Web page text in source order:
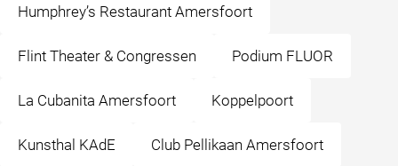
Humphrey’s Restaurant Amersfoort
Flint Theater & Congressen Podium FLUOR
La Cubanita Amersfoort Koppelpoort
Kunsthal KAdE Club Pellikaan Amersfoort